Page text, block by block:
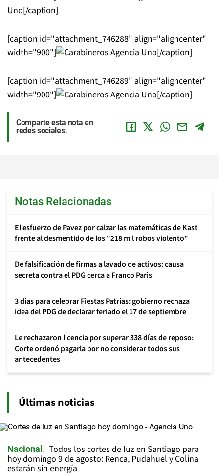
Uno[/caption]
[caption id="attachment_746288" align="aligncenter"
width="900"]
Agencia Uno[/caption]
[caption id="attachment_746289" align="aligncenter"
width="900"]
Agencia Uno[/caption]
Comparte esta nota en
redes sociales:
Notas Relacionadas
El esfuerzo de Pavez por calzar las matemáticas de Kast
frente al desmentido de los "218 mil robos violento"
De falsificación de firmas a lavado de activos: causa
secreta contra el PDG cerca a Franco Parisi
3 días para celebrar Fiestas Patrias: gobierno rechaza
idea del PDG de declarar feriado el 17 de septiembre
Le rechazaron licencia por superar 338 días de reposo:
Corte ordenó pagarla por no considerar todos sus
antecedentes
Últimas noticias
Nacional
Todos los cortes de luz en Santiago para
hoy domingo 9 de agosto: Renca, Pudahuel y Colina
estarán sin energía